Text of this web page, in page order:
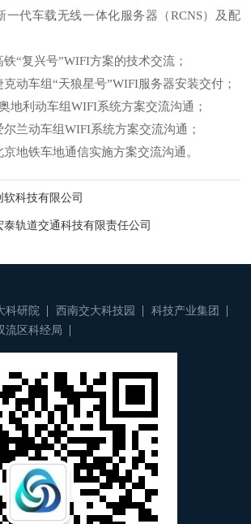
一代车载无线一体化服务器（RCNS）及配
“复兴号”WIFI方案的技术交流；
克动车组“天狼星号”WIFI服务器安装交付；
地利动车组WIFI系统方案交流沟通；
尔兰动车组WIFI系统方案交流沟通；
地铁车地通信实施方案交流沟通。
软科技有限公司
轨道交通科技有限责任公司
科研院 西南交大科技园
科技产业集团
流区科经局